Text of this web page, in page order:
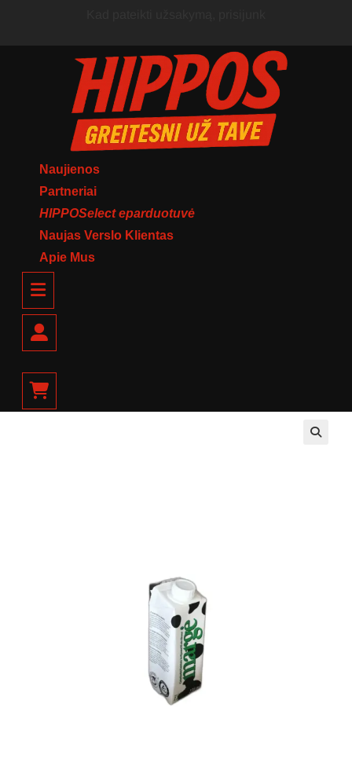
Naujienos
Partneriai
HIPPOSelect eparduotuvė
Naujas Verslo Klientas
Apie Mus